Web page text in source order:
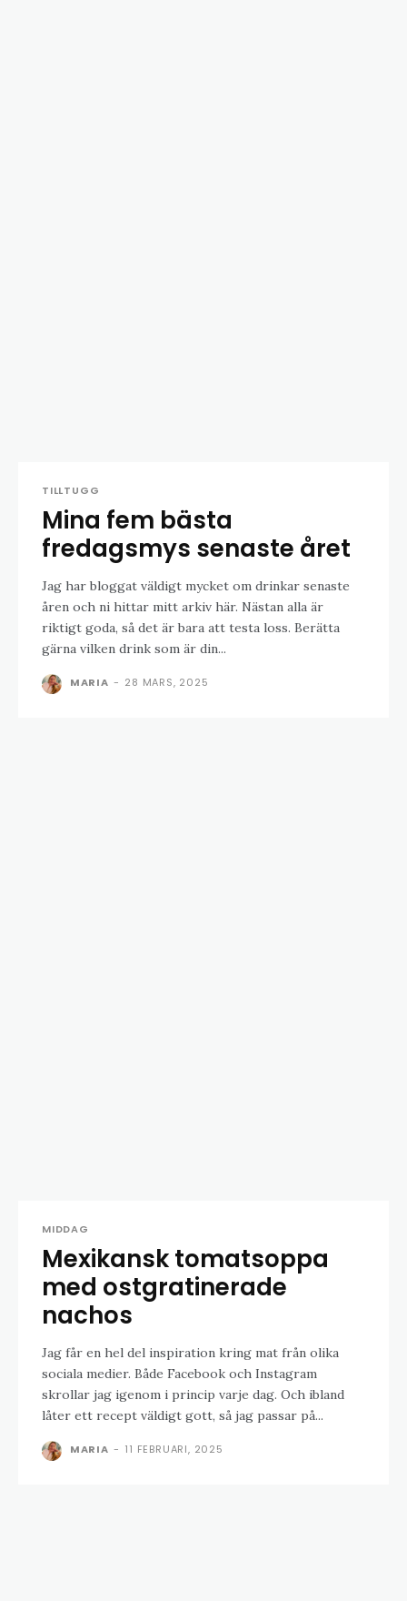
TILLTUGG
Mina fem bästa
fredagsmys senaste året
Jag har bloggat väldigt mycket om drinkar senaste
åren och ni hittar mitt arkiv här. Nästan alla är
riktigt goda, så det är bara att testa loss. Berätta
gärna vilken drink som är din...
MARIA - 28 MARS, 2025
MIDDAG
Mexikansk tomatsoppa
med ostgratinerade
nachos
Jag får en hel del inspiration kring mat från olika
sociala medier. Både Facebook och Instagram
skrollar jag igenom i princip varje dag. Och ibland
låter ett recept väldigt gott, så jag passar på...
MARIA - 11 FEBRUARI, 2025